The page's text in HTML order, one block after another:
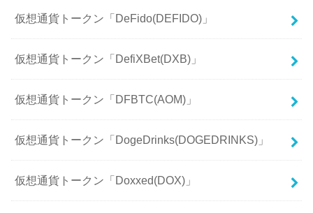
仮想通貨トークン「DeFido(DEFIDO)」
仮想通貨トークン「DefiXBet(DXB)」
仮想通貨トークン「DFBTC(AOM)」
仮想通貨トークン「DogeDrinks(DOGEDRINKS)」
仮想通貨トークン「Doxxed(DOX)」